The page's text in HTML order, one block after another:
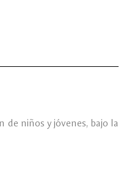
de niños y jóvenes, bajo la